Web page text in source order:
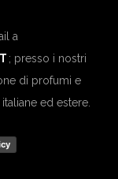
a
; presso i nostri
di profumi e
ed estere.